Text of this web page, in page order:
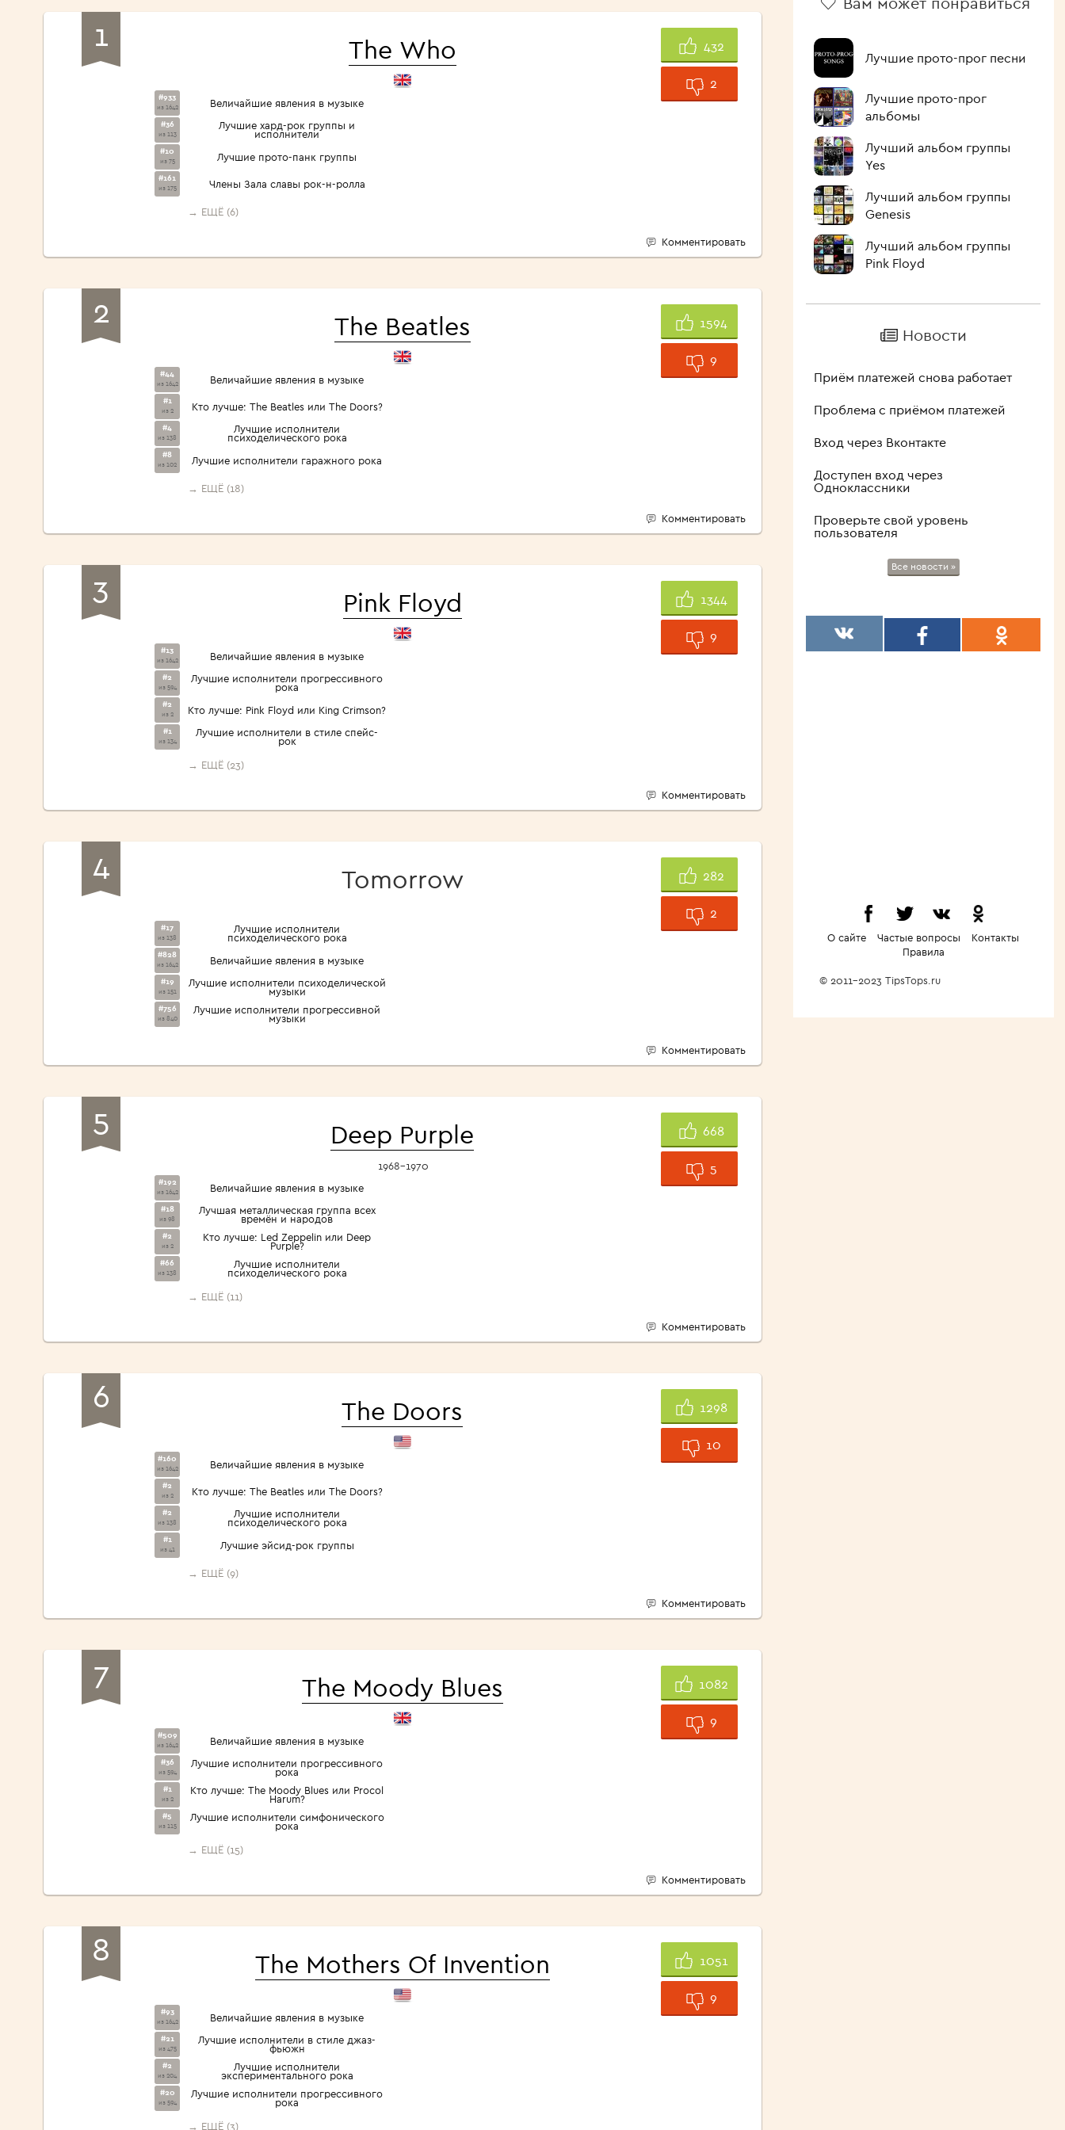
<1960>
1 The Who 432
2
#933
из 1642 Величайшие явления в музыке
#36
из 113
Лучшие хард-рок группы и
исполнители
#10
из 75 Лучшие прото-панк группы
#161
из 175 Члены Зала славы рок-н-ролла
→ ЕЩЁ (6)
Комментировать
2 The Beatles 1594
9
#44
из 1642 Величайшие явления в музыке
#1
из 2 Кто лучше: The Beatles или The Doors?
#4
из 138
Лучшие исполнители
психоделического рока
#8
из 102 Лучшие исполнители гаражного рока
→ ЕЩЁ (18)
Комментировать
3 Pink Floyd 1344
9
#13
из 1642 Величайшие явления в музыке
#2
из 594
Лучшие исполнители прогрессивного
рока
#2
из 2 Кто лучше: Pink Floyd или King Crimson?
#1
из 134
Лучшие исполнители в стиле спейс-
рок
→ ЕЩЁ (23)
Комментировать
4 Tomorrow 282
2
#17
из 138
Лучшие исполнители
психоделического рока
#828
из 1642 Величайшие явления в музыке
#19
из 151
Лучшие исполнители психоделической
музыки
#756
из 840
Лучшие исполнители прогрессивной
музыки
Комментировать
5 Deep Purple
1968-1970
668
5
#192
из 1642 Величайшие явления в музыке
#18
из 98
Лучшая металлическая группа всех
времён и народов
#2
из 2
Кто лучше: Led Zeppelin или Deep
Purple?
#66
из 138
Лучшие исполнители
психоделического рока
→ ЕЩЁ (11)
Комментировать
6 The Doors 1298
10
#160
из 1642 Величайшие явления в музыке
#2
из 2 Кто лучше: The Beatles или The Doors?
#2
из 138
Лучшие исполнители
психоделического рока
#1
из 41 Лучшие эйсид-рок группы
→ ЕЩЁ (9)
Комментировать
7 The Moody Blues 1082
9
#509
из 1642 Величайшие явления в музыке
#36
из 594
Лучшие исполнители прогрессивного
рока
#1
из 2
Кто лучше: The Moody Blues или Procol
Harum?
#5
из 115
Лучшие исполнители симфонического
рока
→ ЕЩЁ (15)
Комментировать
8 The Mothers Of Invention 1051
9
#93
из 1642 Величайшие явления в музыке
#21
из 475
Лучшие исполнители в стиле джаз-
фьюжн
#2
из 204
Лучшие исполнители
экспериментального рока
#20
из 594
Лучшие исполнители прогрессивного
рока
→ ЕЩЁ (3)
Лучшие прото-прог песни
Лучшие прото-прог
альбомы
Лучший альбом группы
Yes
Лучший альбом группы
Genesis
Лучший альбом группы
Pink Floyd
Новости
Приём платежей снова работает
Проблема с приёмом платежей
Вход через Вконтакте
Доступен вход через
Одноклассники
Проверьте свой уровень
пользователя
Все новости »
О сайте Частые вопросы
Контакты
Правила
© 2011-2023 TipsTops.ru